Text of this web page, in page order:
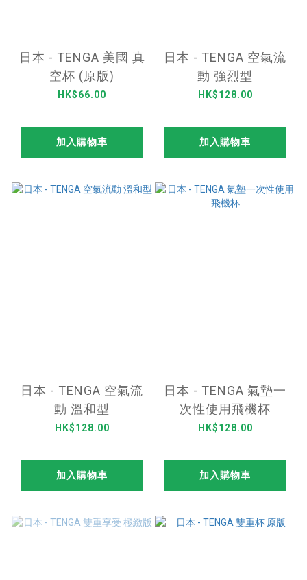
日本 - TENGA 美國 真
空杯 (原版)
HK$66.00
加入購物車
日本 - TENGA 空氣流
動 強烈型
HK$128.00
加入購物車
日本 - TENGA 空氣流
動 溫和型
HK$128.00
加入購物車
日本 - TENGA 氣墊一
次性使用飛機杯
HK$128.00
加入購物車